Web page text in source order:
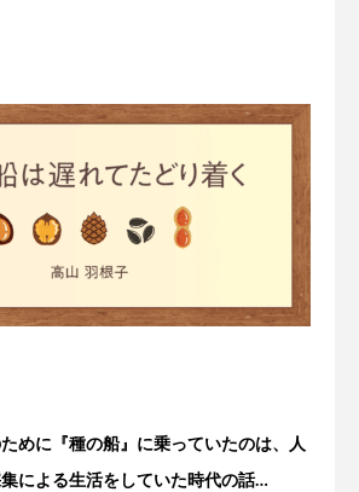
めに『種の船』に乗っていたのは、人
による生活をしていた時代の話…